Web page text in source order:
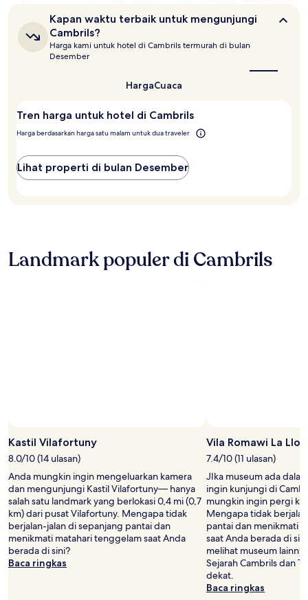
Ketentuan
tambahan
mungkin
berlaku.
Kapan
waktu
terbaik
untuk
mengunjungi
Kapan waktu terbaik untuk mengunjungi
Cambrils?
Harga kami untuk hotel di Cambrils termurah di bulan
Desember
HargaCuaca
Tren harga untuk hotel di Cambrils
Harga berdasarkan harga satu malam untuk dua traveler
Lihat properti di bulan Desember
Landmark populer di Cambrils
Kastil Vilafortuny
8.0/10 (14 ulasan)
Anda mungkin ingin mengeluarkan kamera
dan mengunjungi Kastil Vilafortuny— hanya
salah satu landmark yang berlokasi 0,4 mi (0,7
km) dari pusat Vilafortuny. Mengapa tidak
berjalan-jalan di sepanjang pantai dan
menikmati matahari tenggelam saat Anda
berada di sini?
Baca ringkas
Vila Romawi La
7.4/10 (11 ulasan)
JIka museum ada
ingin kunjungi di
mungkin ingin pergi ke
Mengapa tidak
pantai dan menikmati
saat Anda berada di
melihat museum
Sejarah Cambrils dan
dekat.
Baca ringkas